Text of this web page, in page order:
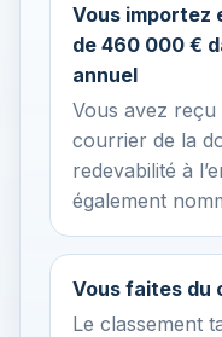
Vous importez
de 460 000 €
annuel
Vous avez
courrier de la
redevabilité à
également
Vous faites du
Le classement